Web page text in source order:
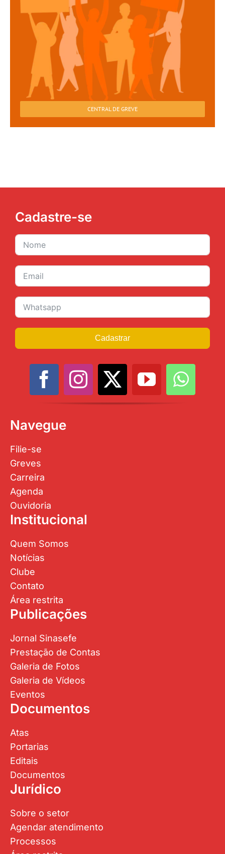
CENTRAL DE GREVE
Cadastre-se
Cadastrar
Navegue
Filie-se
Greves
Carreira
Agenda
Ouvidoria
Institucional
Quem Somos
Notícias
Clube
Contato
Área restrita
Publicações
Jornal Sinasefe
Prestação de Contas
Galeria de Fotos
Galeria de Vídeos
Eventos
Documentos
Atas
Portarias
Editais
Documentos
Jurídico
Sobre o setor
Agendar atendimento
Processos